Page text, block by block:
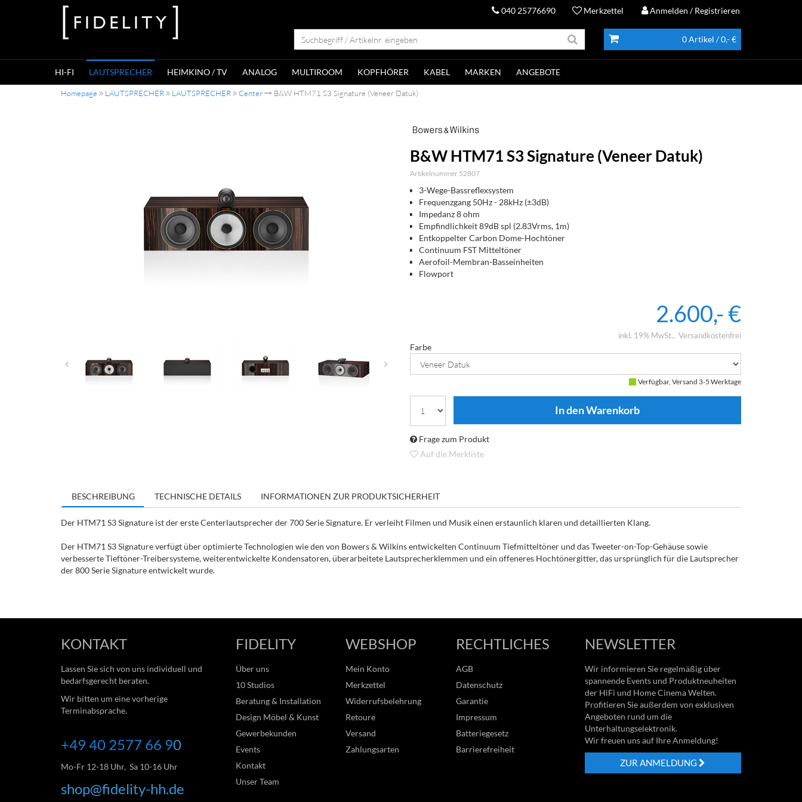
040 25776690 Merkzettel Anmelden / Registrieren
0 Artikel / 0,- €
HI-FI LAUTSPRECHER HEIMKINO / TV ANALOG MULTIROOM KOPFHÖRER KABEL MARKEN ANGEBOTE
Homepage LAUTSPRECHER LAUTSPRECHER Center B&W HTM71 S3 Signature (Veneer Datuk)
B&W HTM71 S3 Signature (Veneer Datuk)
Artikelnummer 52807
3-Wege-Bassreflexsystem
Frequenzgang 50Hz - 28kHz (±3dB)
Impedanz 8 ohm
Empfindlichkeit 89dB spl (2.83Vrms, 1m)
Entkoppelter Carbon Dome-Hochtöner
Continuum FST Mitteltöner
Aerofoil-Membran-Basseinheiten
Flowport
2.600,- €
inkl. 19% MwSt. Versandkostenfrei
Farbe
Verfügbar, Versand 3-5 Werktage
Frage zum Produkt
Auf die Merkliste
BESCHREIBUNG TECHNISCHE DETAILS INFORMATIONEN ZUR PRODUKTSICHERHEIT
Der HTM71 S3 Signature ist der erste Centerlautsprecher der 700 Serie Signature. Er verleiht Filmen und Musik einen erstaunlich klaren und detaillierten Klang.
Der HTM71 S3 Signature verfügt über optimierte Technologien wie den von Bowers & Wilkins entwickelten Continuum Tiefmitteltöner und das Tweeter-on-Top-Gehäuse sowie
verbesserte Tieftöner-Treibersysteme, weiterentwickelte Kondensatoren, überarbeitete Lautsprecherklemmen und ein offeneres Hochtönergitter, das ursprünglich für die Lautsprecher
der 800 Serie Signature entwickelt wurde.
KONTAKT
Lassen Sie sich von uns individuell und
bedarfsgerecht beraten.
Wir bitten um eine vorherige
Terminabsprache.
+49 40 2577 66 90
Mo-Fr 12-18 Uhr, Sa 10-16 Uhr
shop@fidelity-hh.de
FIDELITY
Über uns
10 Studios
Beratung & Installation
Design Möbel & Kunst
Gewerbekunden
Events
Kontakt
Unser Team
WEBSHOP
Mein Konto
Merkzettel
Widerrufsbelehrung
Retoure
Versand
Zahlungsarten
RECHTLICHES
AGB
Datenschutz
Garantie
Impressum
Batteriegesetz
Barrierefreiheit
NEWSLETTER
Wir informieren Sie regelmäßig über
spannende Events und Produktneuheiten
der HiFi und Home Cinema Welten.
Profitieren Sie außerdem von exklusiven
Angeboten rund um die
Unterhaltungselektronik.
Wir freuen uns auf Ihre Anmeldung!
ZUR ANMELDUNG